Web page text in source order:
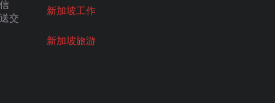
交
新加坡工作
新加坡旅游